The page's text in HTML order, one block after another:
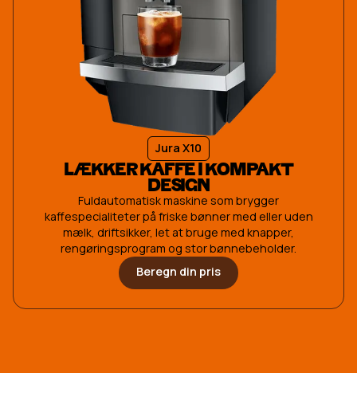
Jura X10
LÆKKER KAFFE I KOMPAKT
DESIGN
Fuldautomatisk maskine som brygger
kaffespecialiteter på friske bønner med eller uden
mælk, driftsikker, let at bruge med knapper,
rengøringsprogram og stor bønnebeholder.
Beregn din pris